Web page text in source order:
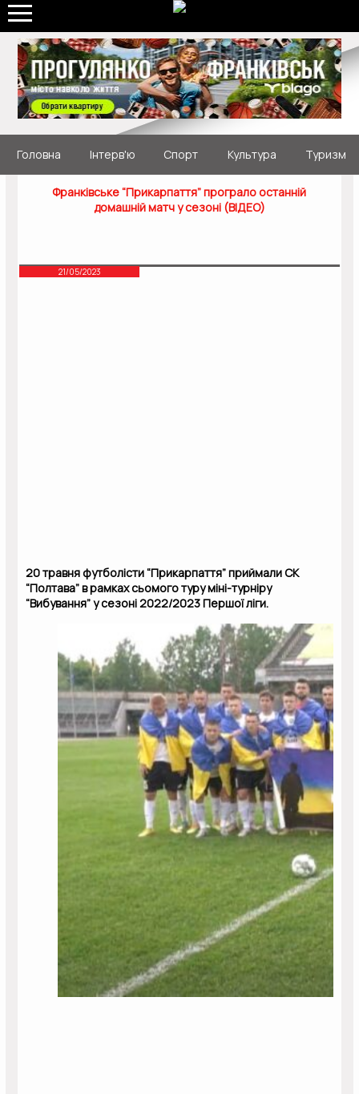
Головна Інтерв'ю Спорт Культура Туризм
Франківське “Прикарпаття” програло останній
домашній матч у сезоні (ВІДЕО)
21/05/2023
20 травня футболісти “Прикарпаття” приймали СК
“Полтава” в рамках сьомого туру міні-турніру
“Вибування” у сезоні 2022/2023 Першої ліги.